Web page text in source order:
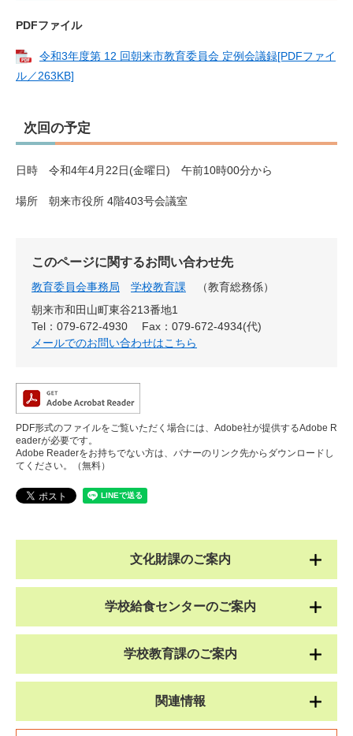
PDFファイル
令和3年度第 12 回朝来市教育委員会 定例会議録​[PDFファイ
ル／263KB]
次回の予定
日時 令和4年4月22日(金曜日) 午前10時00分から
場所 朝来市役所 4階403号会議室
このページに関するお問い合わせ先
教育委員会事務局 学校教育課
教育総務係
朝来市和田山町東谷213番地1
Tel：079-672-4930
Fax：079-672-4934(代)
メールでのお問い合わせはこちら
PDF形式のファイルをご覧いただく場合には、Adobe社が提供するAdobe R
eaderが必要です。
Adobe Readerをお持ちでない方は、バナーのリンク先からダウンロードし
てください。（無料）
文化財課のご案内
学校給食センターのご案内
学校教育課のご案内
関連情報